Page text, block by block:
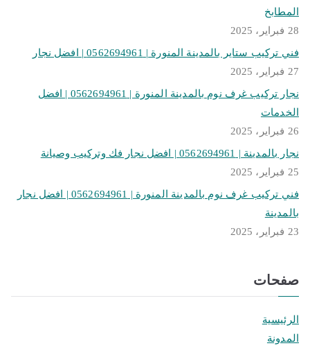
المطابخ
28 فبراير، 2025
فني تركيب ستاير بالمدينة المنورة | 0562694961 | افضل نجار
27 فبراير، 2025
نجار تركيب غرف نوم بالمدينة المنورة | 0562694961 | افضل
الخدمات
26 فبراير، 2025
نجار بالمدينة | 0562694961 | افضل نجار فك وتركيب وصيانة
25 فبراير، 2025
فني تركيب غرف نوم بالمدينة المنورة | 0562694961 | افضل نجار
بالمدينة
23 فبراير، 2025
صفحات
الرئيسية
المدونة